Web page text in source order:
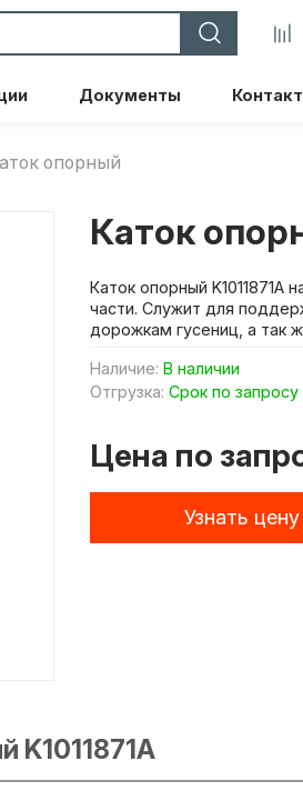
Документы
опорный
Наличие: В наличии
Отгрузка: Срок по запросу
Каток
Цена по
Узнать
Каток опорный
части. Служит для
дорожкам гусениц, а так
K1011871A